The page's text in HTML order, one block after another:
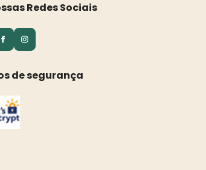
Redes Sociais
de segurança